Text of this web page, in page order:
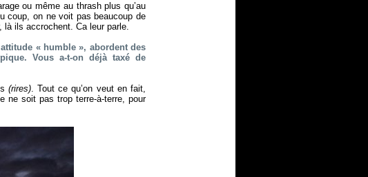
ou même au thrash plus qu’au
coup, on ne voit pas beaucoup de
là ils accrochent. Ca leur parle.
« humble », abordent des
Vous a-t-on déjà taxé de
(rires). Tout ce qu’on veut en fait,
ne soit pas trop terre-à-terre, pour